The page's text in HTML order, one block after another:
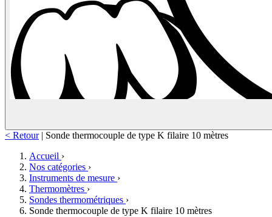
< Retour | Sonde thermocouple de type K filaire 10 mètres
Accueil ›
Nos catégories ›
Instruments de mesure ›
Thermomètres ›
Sondes thermométriques ›
Sonde thermocouple de type K filaire 10 mètres